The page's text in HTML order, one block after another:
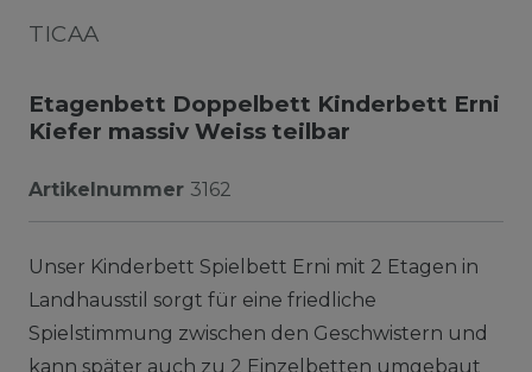
TICAA
Etagenbett Doppelbett Kinderbett Erni
Kiefer massiv Weiss teilbar
Artikelnummer 3162
Unser Kinderbett Spielbett Erni mit 2 Etagen in
Landhausstil sorgt für eine friedliche
Spielstimmung zwischen den Geschwistern und
kann später auch zu 2 Einzelbetten umgebaut